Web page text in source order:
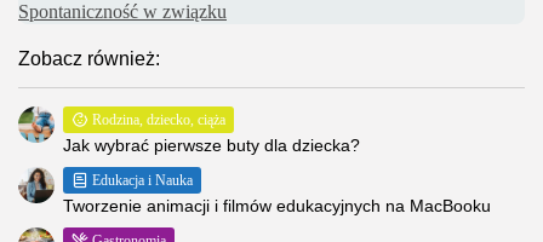
Spontaniczność w związku
Zobacz również:
Rodzina, dziecko, ciąża
Jak wybrać pierwsze buty dla dziecka?
Edukacja i Nauka
Tworzenie animacji i filmów edukacyjnych na MacBooku